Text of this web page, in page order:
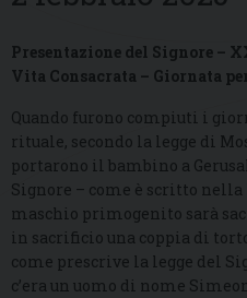
Presentazione del Signore –
Vita Consacrata – Giornata
Quando furono compiuti i
rituale, secondo la legge di
portarono il bambino a
Signore – come è scritto nella
maschio primogenito sarà
in sacrificio una coppia di
come prescrive la legge del
c’era un uomo di nome